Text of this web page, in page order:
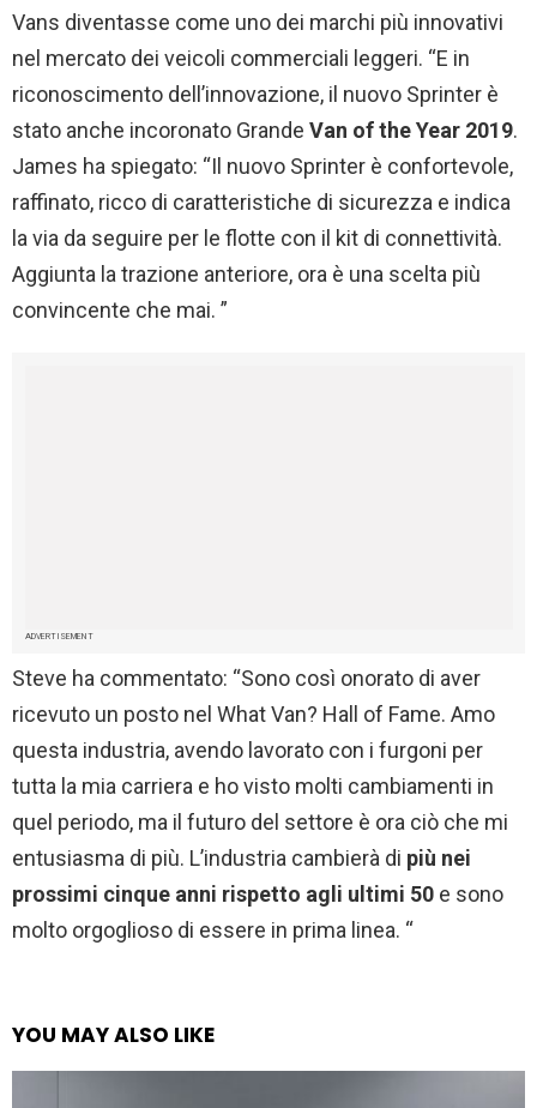
Vans diventasse come uno dei marchi più innovativi
nel mercato dei veicoli commerciali leggeri. “E in
riconoscimento dell’innovazione, il nuovo Sprinter è
stato anche incoronato Grande Van of the Year 2019.
James ha spiegato: “Il nuovo Sprinter è confortevole,
raffinato, ricco di caratteristiche di sicurezza e indica
la via da seguire per le flotte con il kit di connettività.
Aggiunta la trazione anteriore, ora è una scelta più
convincente che mai. ”
ADVERTISEMENT
Steve ha commentato: “Sono così onorato di aver
ricevuto un posto nel What Van? Hall of Fame. Amo
questa industria, avendo lavorato con i furgoni per
tutta la mia carriera e ho visto molti cambiamenti in
quel periodo, ma il futuro del settore è ora ciò che mi
entusiasma di più. L’industria cambierà di più nei
prossimi cinque anni rispetto agli ultimi 50 e sono
molto orgoglioso di essere in prima linea. “
YOU MAY ALSO LIKE